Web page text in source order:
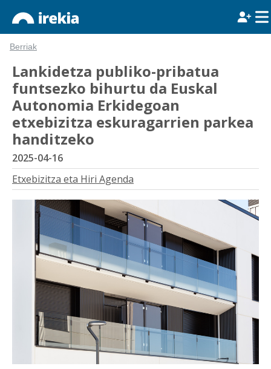
Berriak
Lankidetza publiko-pribatua
funtsezko bihurtu da Euskal
Autonomia Erkidegoan
etxebizitza eskuragarrien parkea
handitzeko
2025-04-16
Etxebizitza eta Hiri Agenda